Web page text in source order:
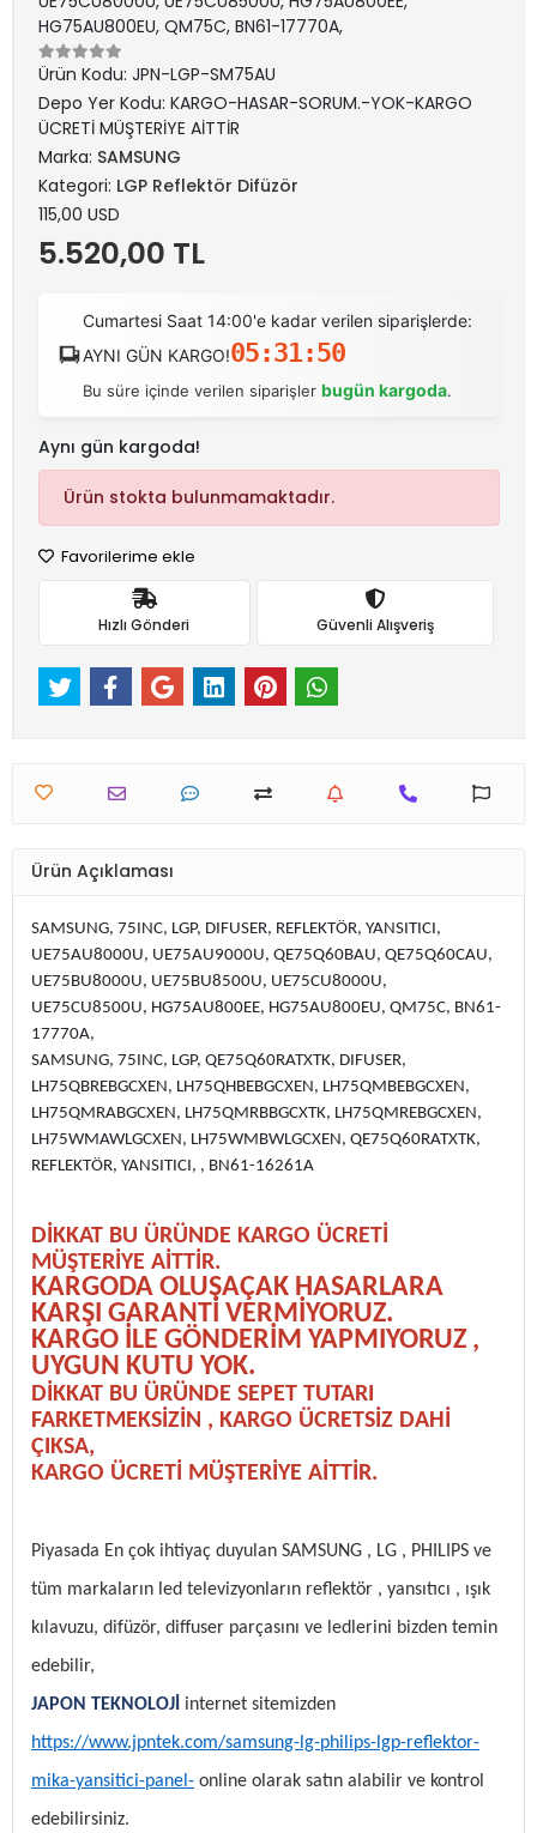
HG75AU800EU, QM75C, BN61-17770A,
Ürün Kodu: JPN-LGP-SM75AU
Depo Yer Kodu: KARGO-HASAR-SORUM.-YOK-KARGO
ÜCRETİ MÜŞTERİYE AİTTİR
Marka: SAMSUNG
Kategori: LGP Reflektör Difüzör
115,00 USD
5.520,00 TL
Cumartesi Saat 14:00'e kadar verilen siparişlerde:
AYNI GÜN KARGO!05:31:49
Bu süre içinde verilen siparişler bugün kargoda.
Aynı gün kargoda!
Ürün stokta bulunmamaktadır.
Favorilerime ekle
Hızlı Gönderi Güvenli Alışveriş
Ürün Açıklaması
SAMSUNG, 75INC, LGP, DIFUSER, REFLEKTÖR, YANSITICI,
UE75AU8000U, UE75AU9000U, QE75Q60BAU, QE75Q60CAU,
UE75BU8000U, UE75BU8500U, UE75CU8000U,
UE75CU8500U, HG75AU800EE, HG75AU800EU, QM75C, BN61-
17770A,
SAMSUNG, 75INC, LGP, QE75Q60RATXTK, DIFUSER,
LH75QBREBGCXEN, LH75QHBEBGCXEN, LH75QMBEBGCXEN,
LH75QMRABGCXEN, LH75QMRBBGCXTK, LH75QMREBGCXEN,
LH75WMAWLGCXEN, LH75WMBWLGCXEN, QE75Q60RATXTK,
REFLEKTÖR, YANSITICI, , BN61-16261A
DİKKAT BU ÜRÜNDE KARGO ÜCRETİ
MÜŞTERİYE AİTTİR.
KARGODA OLUŞAÇAK HASARLARA
KARŞI GARANTİ VERMİYORUZ.
KARGO İLE GÖNDERİM YAPMIYORUZ ,
UYGUN KUTU YOK.
DİKKAT BU ÜRÜNDE SEPET TUTARI
FARKETMEKSİZİN , KARGO ÜCRETSİZ DAHİ
ÇIKSA,
KARGO ÜCRETİ MÜŞTERİYE AİTTİR.
Piyasada En çok ihtiyaç duyulan SAMSUNG , LG , PHILIPS ve
tüm markaların led televizyonların reflektör , yansıtıcı , ışık
kılavuzu, difüzör, diffuser parçasını ve ledlerini bizden temin
edebilir,
JAPON TEKNOLOJİ internet sitemizden
https://www.jpntek.com/samsung-lg-philips-lgp-reflektor-
mika-yansitici-panel- online olarak satın alabilir ve kontrol
edebilirsiniz.